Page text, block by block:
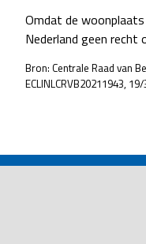
Omdat de
Nederland geen recht
Bron: Centrale Raad van
ECLINLCRVB20211943,
NAVIGATION